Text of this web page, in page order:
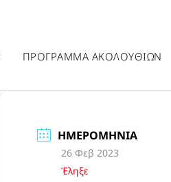
ΠΡΟΓΡΑΜΜΑ ΑΚΟΛΟΥΘΙΩΝ
ΗΜΕΡΟΜΗΝΊΑ
26 Φεβ 2023
Έληξε